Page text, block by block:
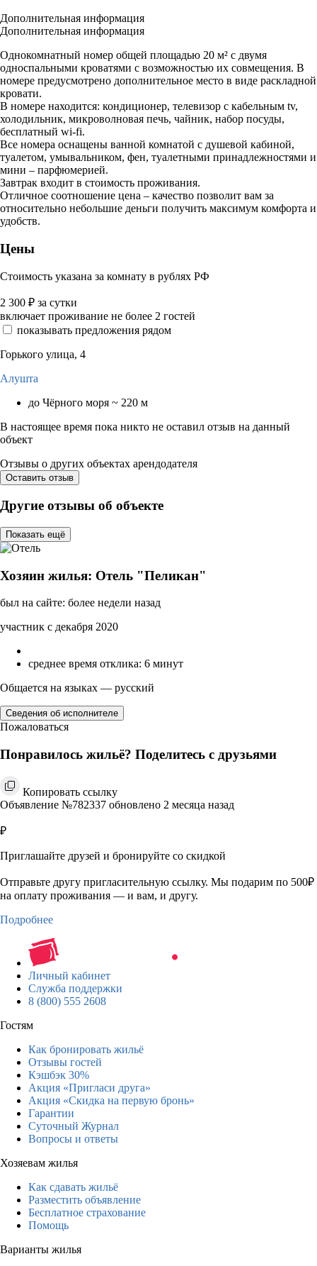
Дополнительная информация
Дополнительная информация
Однокомнатный номер общей площадью 20 м² с двумя
односпальными кроватями с возможностью их совмещения. В
номере предусмотрено дополнительное место в виде раскладной
кровати.
В номере находится: кондиционер, телевизор с кабельным tv,
холодильник, микроволновая печь, чайник, набор посуды,
бесплатный wi-fi.
Все номера оснащены ванной комнатой с душевой кабиной,
туалетом, умывальником, фен, туалетными принадлежностями и
мини – парфюмерией.
Завтрак входит в стоимость проживания.
Отличное соотношение цена – качество позволит вам за
относительно небольшие деньги получить максимум комфорта и
удобств.
Цены
Стоимость указана за комнату в рублях РФ
2 300 ₽ за сутки
включает проживание не более 2 гостей
показывать предложения рядом
Горького улица, 4
Алушта
до Чёрного моря ~ 220 м
В настоящее время пока никто не оставил отзыв на данный
объект
Отзывы о других объектах арендодателя
Оставить отзыв
Другие отзывы об объекте
Показать ещё
Хозяин жилья: Отель "Пеликан"
был на сайте: более недели назад
участник с декабря 2020
среднее время отклика: 6 минут
Общается на языках — русский
Сведения об исполнителе
Пожаловаться
Понравилось жильё? Поделитесь с друзьями
Копировать ссылку
Объявление №782337 обновлено 2 месяца назад
₽
Приглашайте друзей и бронируйте со скидкой
Отправьте другу пригласительную ссылку. Мы подарим по 500₽
на оплату проживания — и вам, и другу.
Подробнее
Личный кабинет
Служба поддержки
8 (800) 555 2608
Гостям
Как бронировать жильё
Отзывы гостей
Кэшбэк 30%
Акция «Пригласи друга»
Акция «Скидка на первую бронь»
Гарантии
Суточный Журнал
Вопросы и ответы
Хозяевам жилья
Как сдавать жильё
Разместить объявление
Бесплатное страхование
Помощь
Варианты жилья